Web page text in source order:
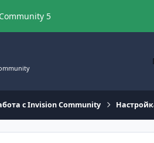
5
с Invision Community